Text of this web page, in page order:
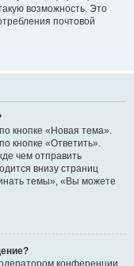
возможность. Это
почтовой
кнопке «Новая тема».
кнопке «Ответить».
чем отправить
внизу страниц
темы», «Вы можете
конференции,